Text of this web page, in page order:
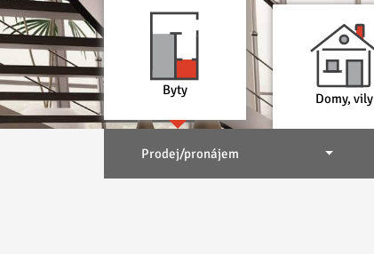
Byty
Domy, vily
Prodej/pronájem